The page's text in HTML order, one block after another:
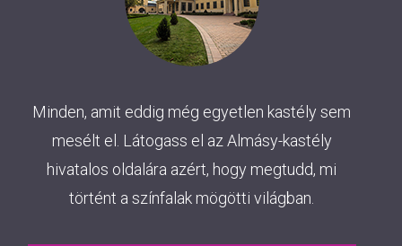
Minden, amit eddig még egyetlen kastély sem
mesélt el. Látogass el az Almásy-kastély
hivatalos oldalára azért, hogy megtudd, mi
történt a színfalak mögötti világban.